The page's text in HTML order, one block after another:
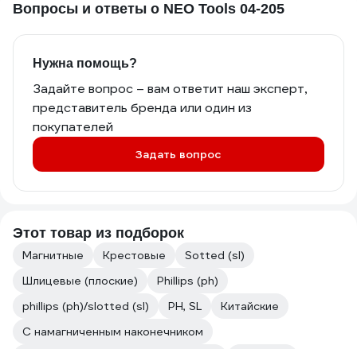
Вопросы и ответы о NEO Tools 04-205
Нужна помощь?
Задайте вопрос – вам ответит наш эксперт,
представитель бренда или один из
покупателей
Задать вопрос
Этот товар из подборок
Магнитные Крестовые
Sotted (sl)
Шлицевые (плоские)
Phillips (ph)
phillips (ph)/slotted (sl)
PH, SL
Китайские
C намагниченным наконечником